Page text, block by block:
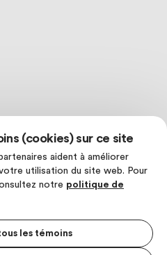
(cookies) sur ce site
aident à améliorer
utilisation du site web. Pour
notre politique de
les témoins